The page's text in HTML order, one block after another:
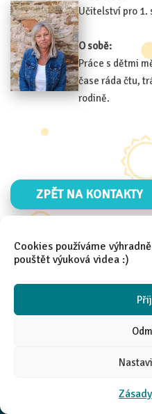
Cookies používáme
pouštět výuková videa :)
Učitelství pro 1.
O sobě:
Práce s dětmi
čase ráda čtu,
rodině.
ZPĚT NA KONTAKTY